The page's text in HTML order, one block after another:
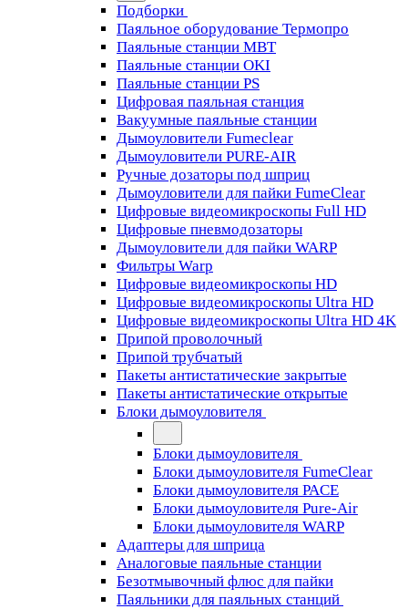
Подборки
Паяльное оборудование Термопро
Паяльные станции MBT
Паяльные станции OKI
Паяльные станции PS
Цифровая паяльная станция
Вакуумные паяльные станции
Дымоуловители Fumeclear
Дымоуловители PURE-AIR
Ручные дозаторы под шприц
Дымоуловители для пайки FumeClear
Цифровые видеомикроскопы Full HD
Цифровые пневмодозаторы
Дымоуловители для пайки WARP
Фильтры Warp
Цифровые видеомикроскопы HD
Цифровые видеомикроскопы Ultra HD
Цифровые видеомикроскопы Ultra HD 4K
Припой проволочный
Припой трубчатый
Пакеты антистатические закрытые
Пакеты антистатические открытые
Блоки дымоуловителя
Блоки дымоуловителя
Блоки дымоуловителя FumeClear
Блоки дымоуловителя PACE
Блоки дымоуловителя Pure-Air
Блоки дымоуловителя WARP
Адаптеры для шприца
Аналоговые паяльные станции
Безотмывочный флюс для пайки
Паяльники для паяльных станций